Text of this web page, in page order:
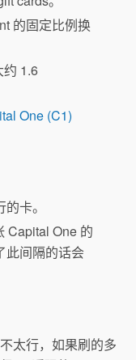
的固定比例换
1.6
One (C1)
卡。
Capital One 的
此间隔的话会
太行，如果刷的多